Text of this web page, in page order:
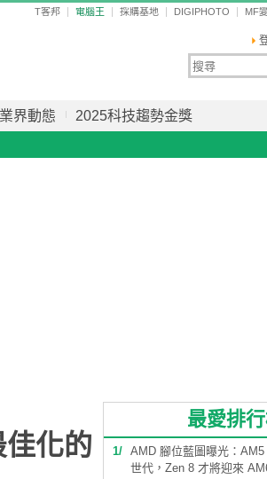
T客邦 電腦王 採購基地 DIGIPHOTO MF
業界動態 2025科技趨勢金獎
化的
最愛排
1
AMD 腳位藍圖曝光：
世代，Zen 8 才將迎來